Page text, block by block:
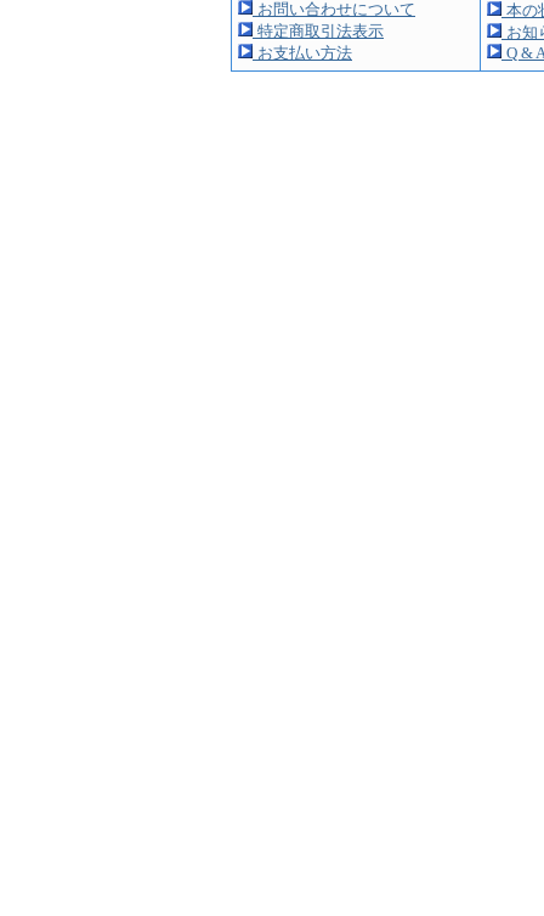
お問い合わせについて
特定商取引法表示
お支払い方法
本の
お知
Q &